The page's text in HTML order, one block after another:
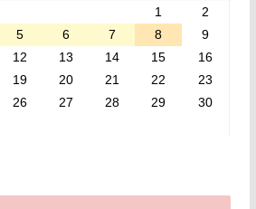
1
2
5 6 7 8
9
12 13 14 15
16
19 20 21 22
23
26 27 28 29
30